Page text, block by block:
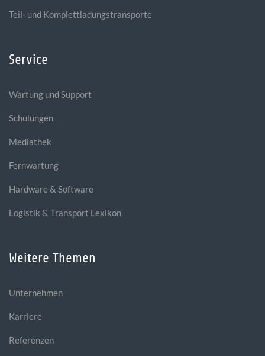
Teil- und Komplettladungstransporte
Service
Wartung und Support
Schulungen
Mediathek
Fernwartung
Hardware & Software
Logistik & Transport Lexikon
Weitere Themen
Unternehmen
Karriere
Referenzen